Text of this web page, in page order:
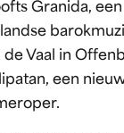
Granida,
Vaal in
een